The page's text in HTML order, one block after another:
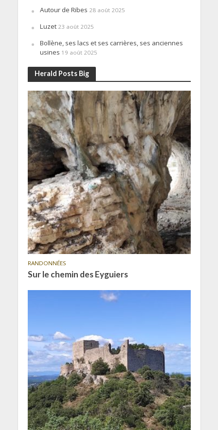
Autour de Ribes 28 août 2025
Luzet 23 août 2025
Bollène, ses lacs et ses carrières, ses anciennes
usines 19 août 2025
Herald Posts Big
RANDONNÉES
Sur le chemin des Eyguiers